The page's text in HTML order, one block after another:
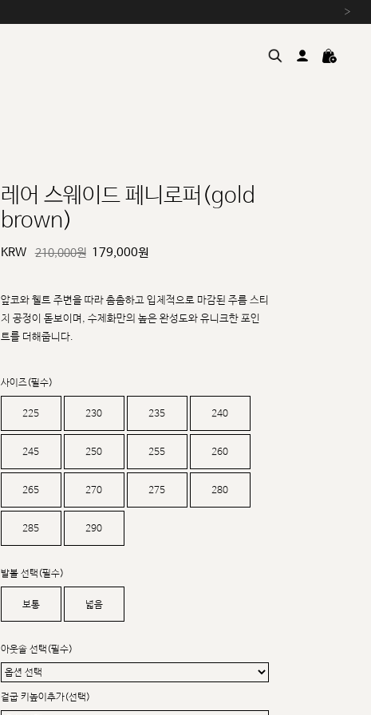
›
레어 스웨이드 페니로퍼(gold
brown)
KRW 210,000원 179,000원
앞코와 웰트 주변을 따라 촘촘하고 입체적으로 마감된 주름 스티
치 공정이 돋보이며, 수제화만의 높은 완성도와 유니크한 포인
트를 더해줍니다.
사이즈(필수)
225 230 235 240
245 250 255 260
265 270 275 280
285 290
발볼 선택(필수)
보통 넓음
아웃솔 선택(필수)
겉굽 키높이추가(선택)